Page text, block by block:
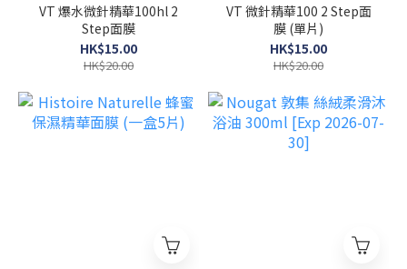
VT 爆水微針精華100hl 2
Step面膜
HK$15.00
HK$20.00
VT 微針精華100 2 Step面
膜 (單片)
HK$15.00
HK$20.00